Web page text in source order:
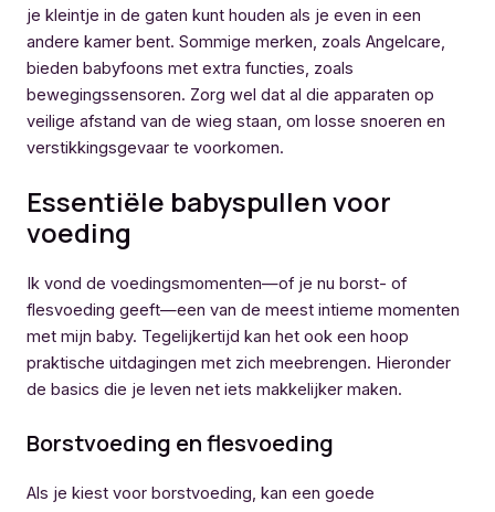
je kleintje in de gaten kunt houden als je even in een
andere kamer bent. Sommige merken, zoals Angelcare,
bieden babyfoons met extra functies, zoals
bewegingssensoren. Zorg wel dat al die apparaten op
veilige afstand van de wieg staan, om losse snoeren en
verstikkingsgevaar te voorkomen.
Essentiële babyspullen voor
voeding
Ik vond de voedingsmomenten—of je nu borst- of
flesvoeding geeft—een van de meest intieme momenten
met mijn baby. Tegelijkertijd kan het ook een hoop
praktische uitdagingen met zich meebrengen. Hieronder
de basics die je leven net iets makkelijker maken.
Borstvoeding en flesvoeding
Als je kiest voor borstvoeding, kan een goede